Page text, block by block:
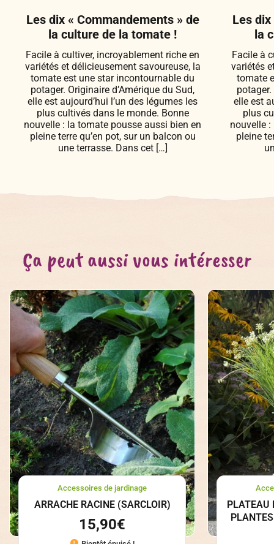
Les dix « Commandements » de
la culture de la tomate !
Facile à cultiver, incroyablement riche en
variétés et délicieusement savoureuse, la
tomate est une star incontournable du
potager. Originaire d’Amérique du Sud,
elle est aujourd’hui l’un des légumes les
plus cultivés dans le monde. Bonne
nouvelle : la tomate pousse aussi bien en
pleine terre qu’en pot, sur un balcon ou
une terrasse. Dans cet […]
Les
la
Facile à
variétés
tomate
potager.
elle est
plus
nouvelle
pleine
Ça peut aussi vous intéresser
Accessoires de jardinage
ARRACHE RACINE (SARCLOIR)
15,90€
PLATEAU